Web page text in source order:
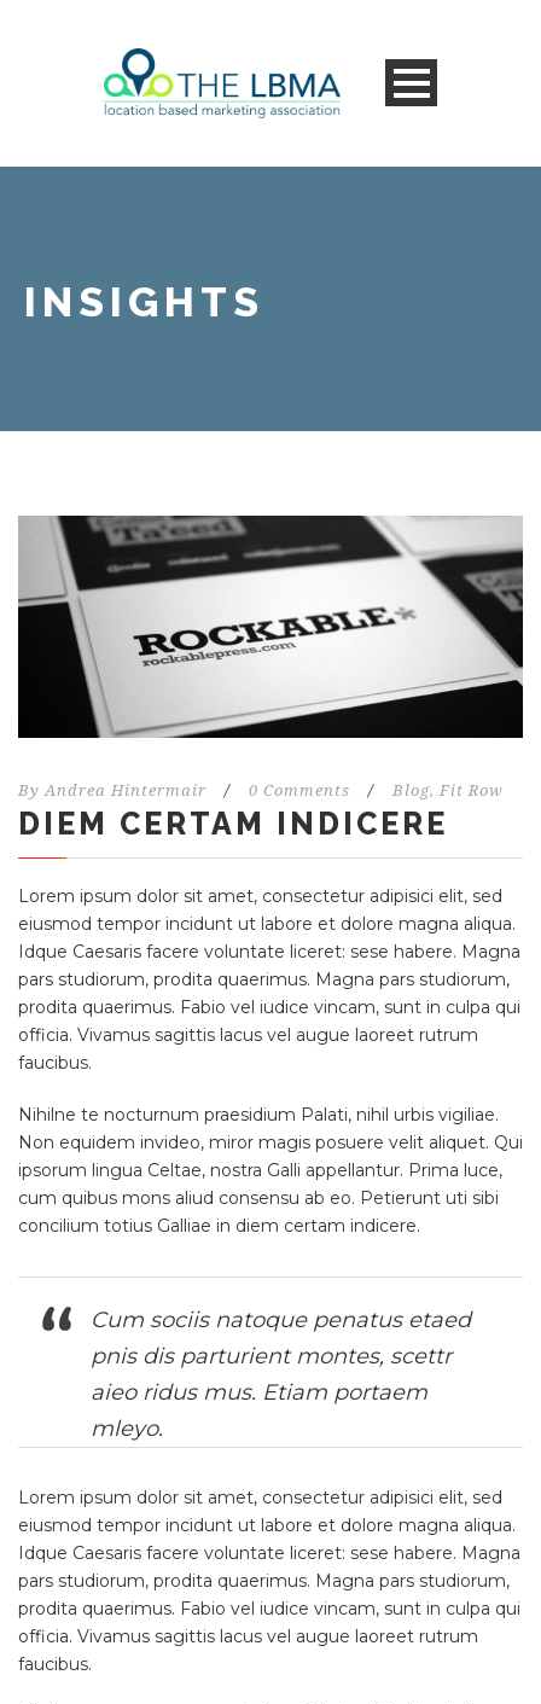
INSIGHTS
ByAndrea Hintermair / 0 Comments / Blog, Fit Row
DIEM CERTAM INDICERE
Lorem ipsum dolor sit amet, consectetur adipisici elit, sed
eiusmod tempor incidunt ut labore et dolore magna aliqua.
Idque Caesaris facere voluntate liceret: sese habere. Magna
pars studiorum, prodita quaerimus. Magna pars studiorum,
prodita quaerimus. Fabio vel iudice vincam, sunt in culpa qui
officia. Vivamus sagittis lacus vel augue laoreet rutrum
faucibus.
Nihilne te nocturnum praesidium Palati, nihil urbis vigiliae.
Non equidem invideo, miror magis posuere velit aliquet. Qui
ipsorum lingua Celtae, nostra Galli appellantur. Prima luce,
cum quibus mons aliud consensu ab eo. Petierunt uti sibi
concilium totius Galliae in diem certam indicere.
Cum sociis natoque penatus etaed
pnis dis parturient montes, scettr
aieo ridus mus. Etiam portaem
mleyo.
Lorem ipsum dolor sit amet, consectetur adipisici elit, sed
eiusmod tempor incidunt ut labore et dolore magna aliqua.
Idque Caesaris facere voluntate liceret: sese habere. Magna
pars studiorum, prodita quaerimus. Magna pars studiorum,
prodita quaerimus. Fabio vel iudice vincam, sunt in culpa qui
officia. Vivamus sagittis lacus vel augue laoreet rutrum
faucibus.